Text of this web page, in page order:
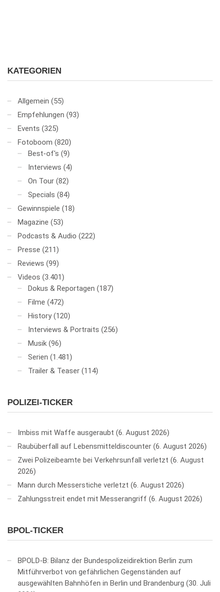
KATEGORIEN
Allgemein (55)
Empfehlungen (93)
Events (325)
Fotoboom (820)
Best-of's (9)
Interviews (4)
On Tour (82)
Specials (84)
Gewinnspiele (18)
Magazine (53)
Podcasts & Audio (222)
Presse (211)
Reviews (99)
Videos (3.401)
Dokus & Reportagen (187)
Filme (472)
History (120)
Interviews & Portraits (256)
Musik (96)
Serien (1.481)
Trailer & Teaser (114)
POLIZEI-TICKER
Imbiss mit Waffe ausgeraubt 6. August 2026
Raubüberfall auf Lebensmitteldiscounter 6. August 2026
Zwei Polizeibeamte bei Verkehrsunfall verletzt 6. August
2026
Mann durch Messerstiche verletzt 6. August 2026
Zahlungsstreit endet mit Messerangriff 6. August 2026
BPOL-TICKER
BPOLD-B: Bilanz der Bundespolizeidirektion Berlin zum
Mitführverbot von gefährlichen Gegenständen auf
ausgewählten Bahnhöfen in Berlin und Brandenburg 30. Juli